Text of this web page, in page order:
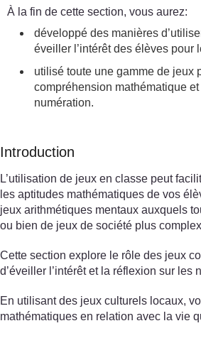
À la fin de cette section, vous aurez:
développé des manières
éveiller l’intérêt des élèves pour
utilisé toute une gamme de jeux
compréhension mathématique
numération.
Introduction
L’utilisation de jeux en classe peut
les aptitudes mathématiques de vos
jeux arithmétiques mentaux auxquels
ou bien de jeux de société plus
Cette section explore le rôle des jeux
d’éveiller l’intérêt et la réflexion sur les
En utilisant des jeux culturels locaux,
mathématiques en relation avec la vie